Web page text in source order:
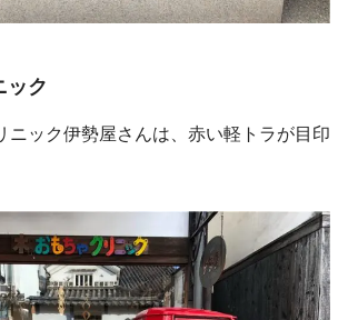
ック
ニック伊勢屋さんは、赤い軽トラが目印